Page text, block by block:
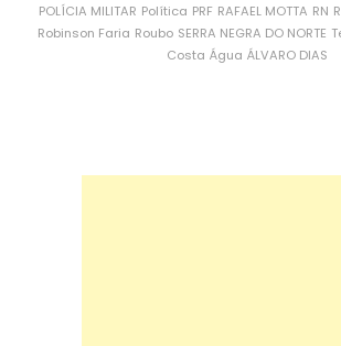
POLÍCIA MILITAR Política PRF RAFAEL MOTTA RN
Robinson Faria Roubo SERRA NEGRA DO NORTE
Costa Água ÁLVARO DIAS